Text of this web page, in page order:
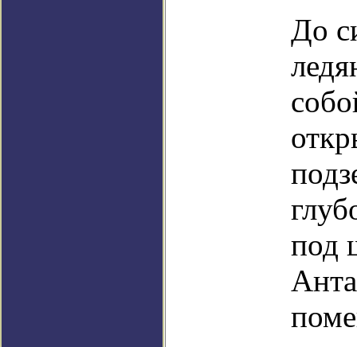
До
под